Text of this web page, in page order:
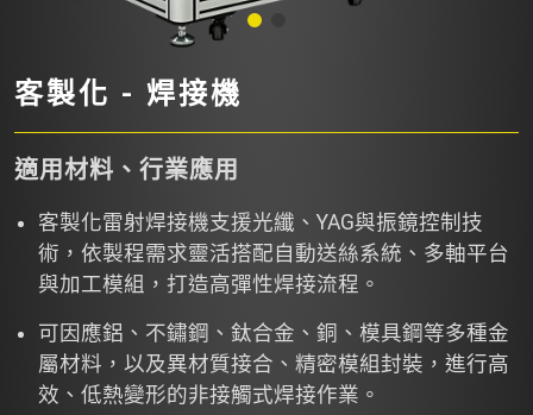
客製化 - 焊接機
適用材料、行業應用
客製化雷射焊接機支援光纖、YAG與振鏡控制技
術，依製程需求靈活搭配自動送絲系統、多軸平台
與加工模組，打造高彈性焊接流程。
可因應鋁、不鏽鋼、鈦合金、銅、模具鋼等多種金
屬材料，以及異材質接合、精密模組封裝，進行高
效、低熱變形的非接觸式焊接作業。